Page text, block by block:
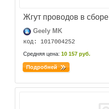
Жгут проводов в сборе
Geely MK
код: 1017004252
Средняя цена: 10 157 руб.
Подробней